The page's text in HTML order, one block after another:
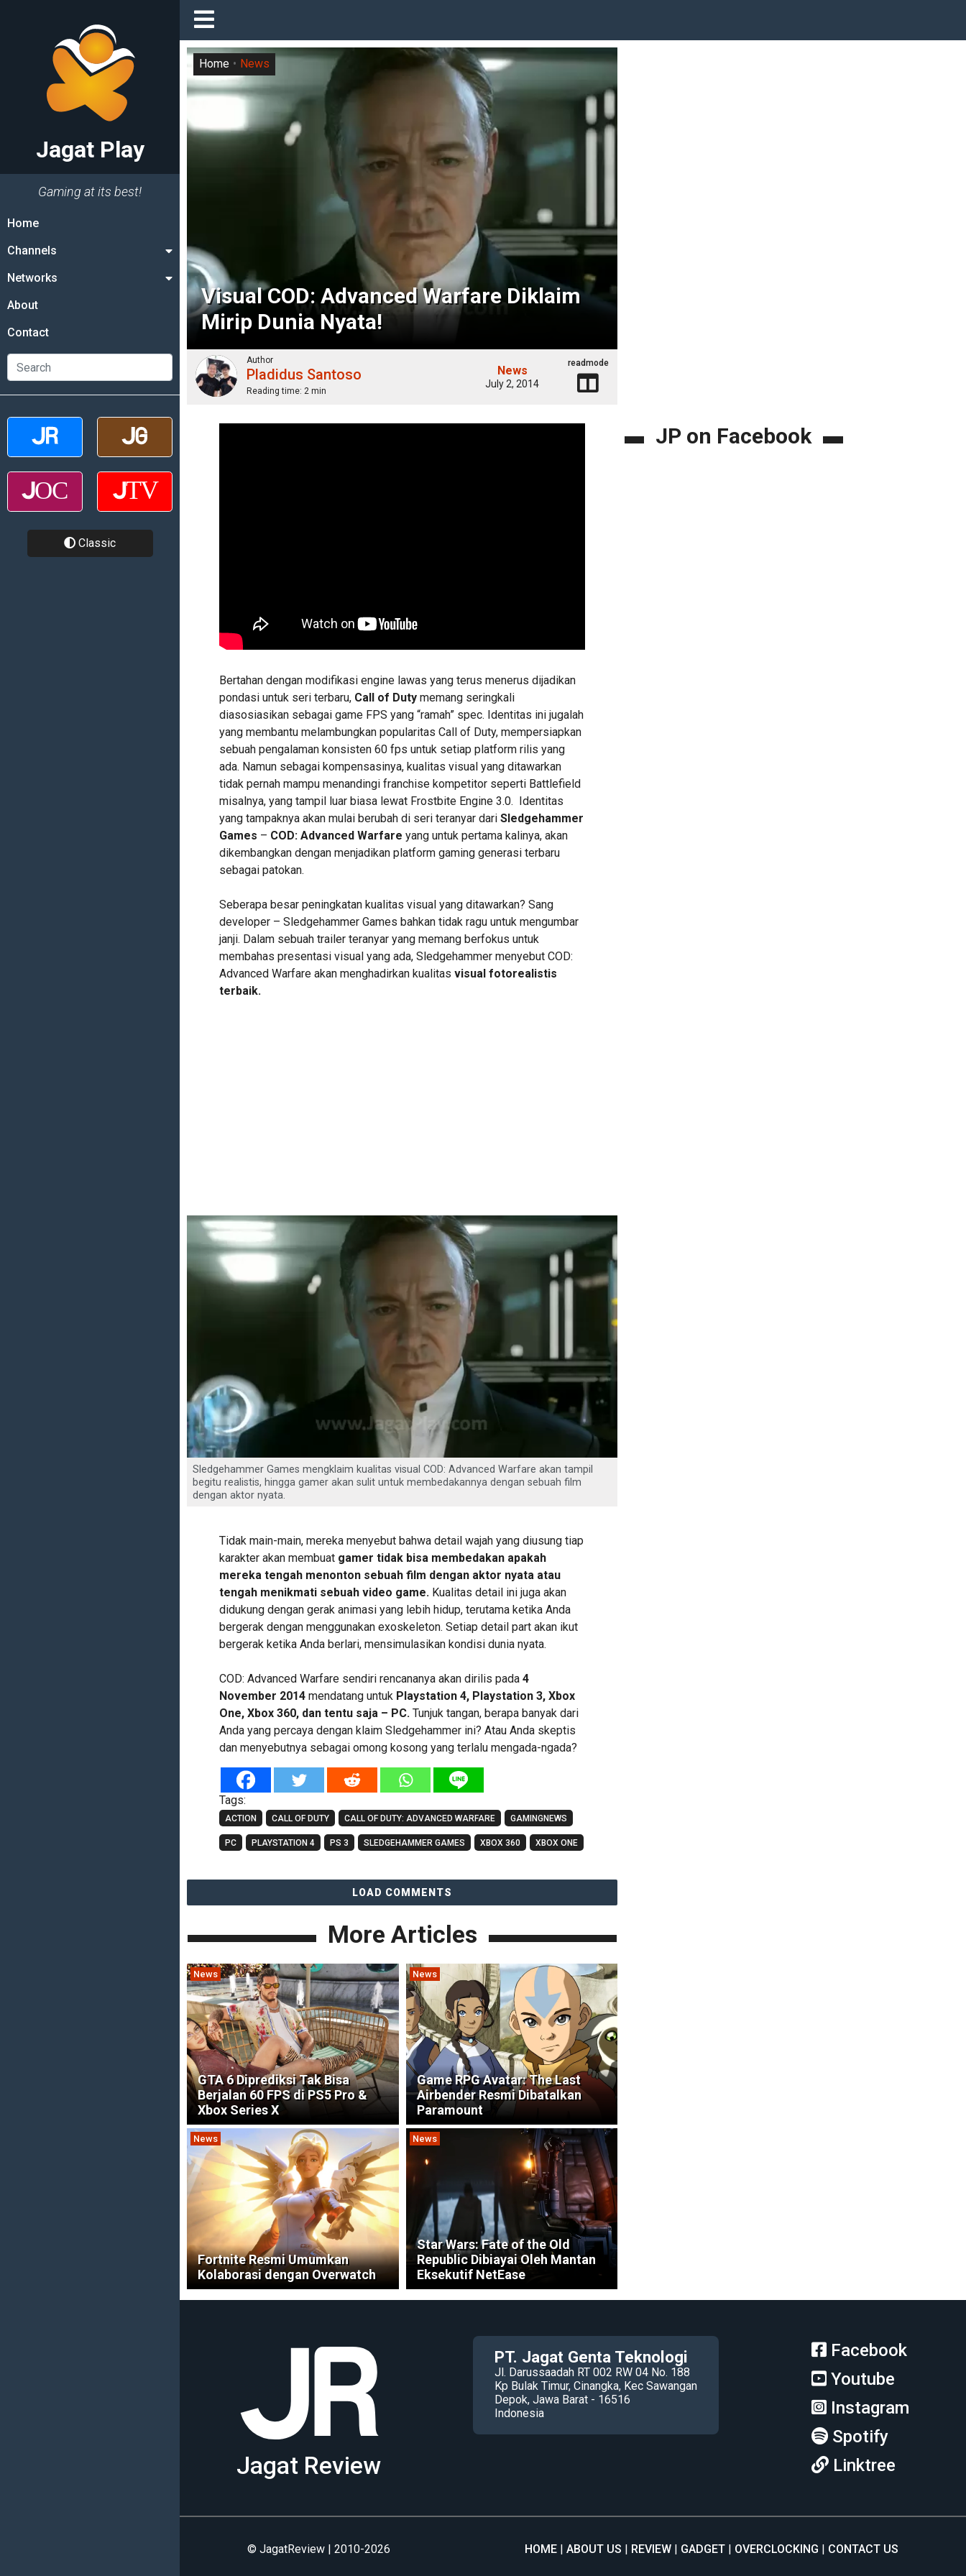
Jagat Play
Gaming at its best!
Home
Channels
Networks
About
Contact
Classic
Visual COD: Advanced Warfare Diklaim
Mirip Dunia Nyata!
Home News
Author
Pladidus Santoso
Reading time: 2 min
News
July 2, 2014
readmode
Bertahan dengan modifikasi engine lawas yang terus menerus dijadikan
pondasi untuk seri terbaru,Call of Dutymemang seringkali
diasosiasikan sebagai game FPS yang “ramah” spec. Identitas ini jugalah
yang membantu melambungkan popularitas Call of Duty, mempersiapkan
sebuah pengalaman konsisten 60 fps untuk setiap platform rilis yang
ada. Namun sebagai kompensasinya, kualitas visual yang ditawarkan
tidak pernah mampu menandingi franchise kompetitor seperti Battlefield
misalnya, yang tampil luar biasa lewat Frostbite Engine 3.0. Identitas
yang tampaknya akan mulai berubah di seri teranyar dari Sledgehammer
Games – COD: Advanced Warfare yang untuk pertama kalinya, akan
dikembangkan dengan menjadikan platform gaming generasi terbaru
sebagai patokan.
Seberapa besar peningkatan kualitas visual yang ditawarkan? Sang
developer – Sledgehammer Games bahkan tidak ragu untuk mengumbar
janji. Dalam sebuah trailer teranyar yang memang berfokus untuk
membahas presentasi visual yang ada, Sledgehammer menyebut COD:
Advanced Warfare akan menghadirkan kualitas visual fotorealistis
terbaik.
Sledgehammer Games mengklaim kualitas visual COD: Advanced Warfare akan tampil
begitu realistis, hingga gamer akan sulit untuk membedakannya dengan sebuah film
dengan aktor nyata.
Tidak main-main, mereka menyebut bahwa detail wajah yang diusung tiap
karakter akan membuatgamer tidak bisa membedakan apakah
mereka tengah menonton sebuah film dengan aktor nyata atau
tengah menikmati sebuah video game.Kualitas detail ini juga akan
didukung dengan gerak animasi yang lebih hidup, terutama ketika Anda
bergerak dengan menggunakan exoskeleton. Setiap detail part akan ikut
bergerak ketika Anda berlari, mensimulasikan kondisi dunia nyata.
COD: Advanced Warfare sendiri rencananya akan dirilis pada4
November 2014mendatang untuk Playstation 4, Playstation 3, Xbox
One, Xbox 360, dan tentu saja – PC.Tunjuk tangan, berapa banyak dari
Anda yang percaya dengan klaim Sledgehammer ini? Atau Anda skeptis
dan menyebutnya sebagai omong kosong yang terlalu mengada-ngada?
Tags:
ACTION CALL OF DUTY CALL OF DUTY: ADVANCED WARFARE GAMINGNEWS
PC PLAYSTATION 4 PS 3 SLEDGEHAMMER GAMES XBOX 360 XBOX ONE
LOAD COMMENTS
More Articles
News
GTA 6 Diprediksi Tak Bisa
Berjalan 60 FPS di PS5 Pro &
Xbox Series X
News
Game RPG Avatar: The Last
Airbender Resmi Dibatalkan
Paramount
News
Fortnite Resmi Umumkan
Kolaborasi dengan Overwatch
News
Star Wars: Fate of the Old
Republic Dibiayai Oleh Mantan
Eksekutif NetEase
JP on Facebook
Jagat Review
PT. Jagat Genta Teknologi
Jl. Darussaadah RT 002 RW 04 No. 188
Kp Bulak Timur, Cinangka, Kec Sawangan
Depok, Jawa Barat - 16516
Indonesia
Facebook
Youtube
Instagram
Spotify
Linktree
© JagatReview | 2010-2026 HOME ABOUT US REVIEW GADGET OVERCLOCKING CONTACT US